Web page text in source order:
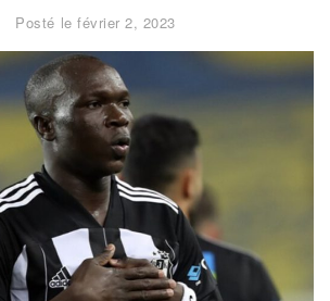
Posté le février 2, 2023